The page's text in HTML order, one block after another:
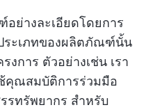
ย่างละเอียดโดยการ
ระเภทของผลิตภัณฑ์นั้น
งการ ตัวอย่างเช่น เรา
คุณสมบัติการร่วมมือ
รทรัพยากร สำหรับ